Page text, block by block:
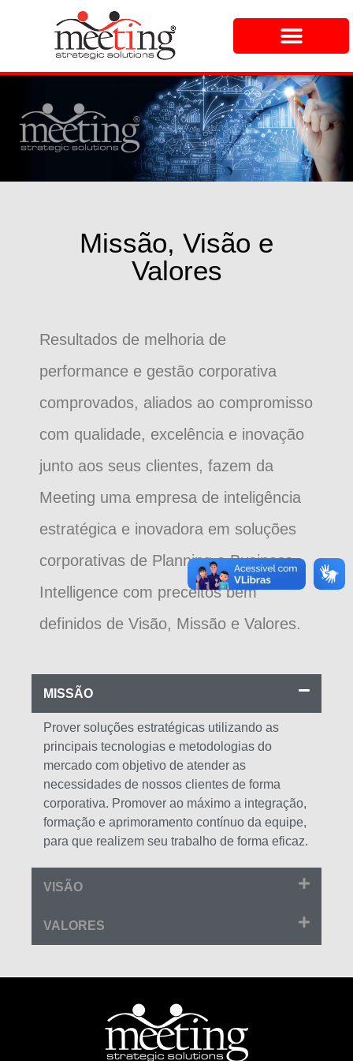
Missão, Visão e
Valores
Resultados de melhoria de
performance e gestão corporativa
comprovados, aliados ao compromisso
com qualidade, excelência e inovação
junto aos seus clientes, fazem da
Meeting uma empresa de inteligência
estratégica e inovadora em soluções
corporativas de Planning e Business
Intelligence com preceitos bem
definidos de Visão, Missão e Valores.
MISSÃO
Prover soluções estratégicas utilizando as
principais tecnologias e metodologias do
mercado com objetivo de atender as
necessidades de nossos clientes de forma
corporativa. Promover ao máximo a integração,
formação e aprimoramento contínuo da equipe,
para que realizem seu trabalho de forma eficaz.
VISÃO
VALORES